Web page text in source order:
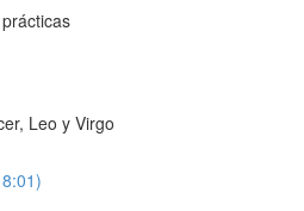
Leo y Virgo